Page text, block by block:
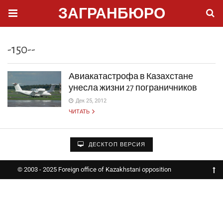
ЗАГРАНБЮРО
-150--
Авиакатастрофа в Казахстане
унесла жизни 27 пограничников
Дек 25, 2012
ЧИТАТЬ
ДЕСКТОП ВЕРСИЯ
© 2003 - 2025 Foreign office of Kazakhstani opposition